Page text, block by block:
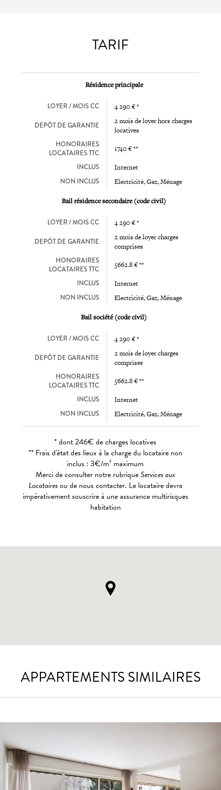
TARIF
Résidence principale
LOYER / MOIS CC 4 290 € *
DEPÔT DE GARANTIE
2 mois de loyer hors charges
locatives
HONORAIRES
LOCATAIRES TTC
1740 € **
INCLUS Internet
NON INCLUS Electricité, Gaz, Ménage
Bail résidence secondaire (code civil)
LOYER / MOIS CC 4 290 € *
DEPÔT DE GARANTIE
2 mois de loyer charges
comprises
HONORAIRES
LOCATAIRES TTC
5662.8 € **
INCLUS Internet
NON INCLUS Electricité, Gaz, Ménage
Bail société (code civil)
LOYER / MOIS CC 4 290 € *
DEPÔT DE GARANTIE
2 mois de loyer charges
comprises
HONORAIRES
LOCATAIRES TTC
5662.8 € **
INCLUS Internet
NON INCLUS Electricité, Gaz, Ménage
* dont 246€ de charges locatives
** Frais d'état des lieux à la charge du locataire non
inclus : 3€/m² maximum
Merci de consulter notre rubriqueServices aux
Locatairesou de nous contacter. Le locataire devra
impérativement souscrire à une assurance multirisques
habitation
APPARTEMENTS SIMILAIRES